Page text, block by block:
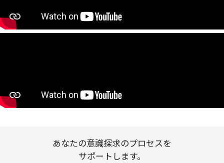
あなたの意識探求のプロセスを
サポートします。